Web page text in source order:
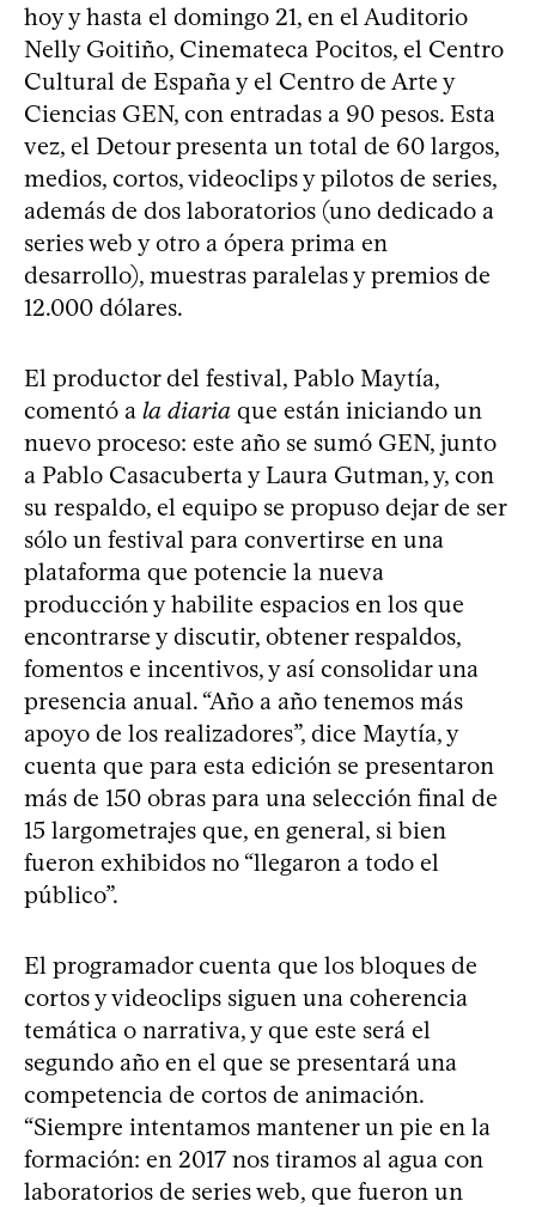
hoy y hasta el domingo 21, en el Auditorio
Nelly Goitiño, Cinemateca Pocitos, el Centro
Cultural de España y el Centro de Arte y
Ciencias GEN, con entradas a 90 pesos. Esta
vez, el Detour presenta un total de 60 largos,
medios, cortos, videoclips y pilotos de series,
además de dos laboratorios (uno dedicado a
series web y otro a ópera prima en
desarrollo), muestras paralelas y premios de
12.000 dólares.
El productor del festival, Pablo Maytía,
comentó a la diaria que están iniciando un
nuevo proceso: este año se sumó GEN, junto
a Pablo Casacuberta y Laura Gutman, y, con
su respaldo, el equipo se propuso dejar de ser
sólo un festival para convertirse en una
plataforma que potencie la nueva
producción y habilite espacios en los que
encontrarse y discutir, obtener respaldos,
fomentos e incentivos, y así consolidar una
presencia anual. “Año a año tenemos más
apoyo de los realizadores”, dice Maytía, y
cuenta que para esta edición se presentaron
más de 150 obras para una selección final de
15 largometrajes que, en general, si bien
fueron exhibidos no “llegaron a todo el
público”.
El programador cuenta que los bloques de
cortos y videoclips siguen una coherencia
temática o narrativa, y que este será el
segundo año en el que se presentará una
competencia de cortos de animación.
“Siempre intentamos mantener un pie en la
formación: en 2017 nos tiramos al agua con
laboratorios de series web, que fueron un